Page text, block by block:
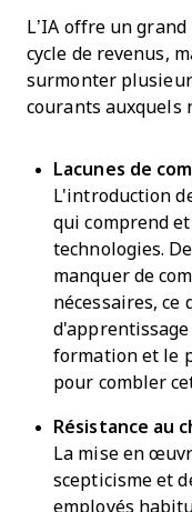
L’IA offre un
cycle de revenus,
surmonter
courants auxquels
Lacunes de
L'introduction
qui comprend
technologies.
manquer de
nécessaires, ce
formation et le
pour combler
Résistance au
La mise en
scepticisme et
employés